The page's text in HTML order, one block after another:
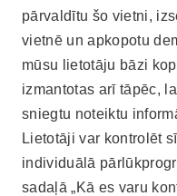
pārvaldītu šo vietni,
vietnē un apkopotu
mūsu lietotāju bāzi
izmantotas arī tāpēc,
sniegtu noteiktu
Lietotāji var kontrolēt
individuālā
sadaļā „Kā es varu